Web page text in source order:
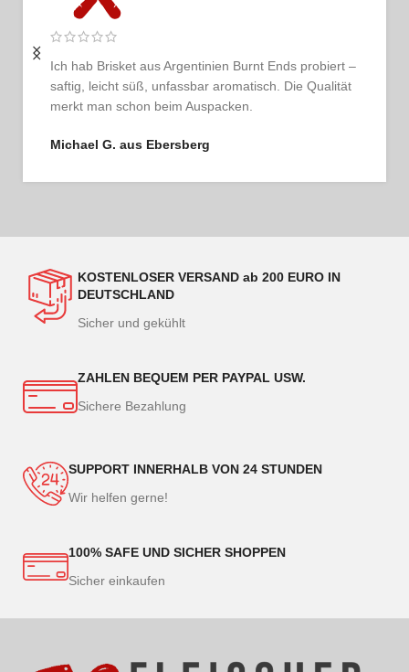
Ich bestelle regelmäßig und bin jedes Mal
Das Fleisch ist tadellos, der Service persönlich und
ehrlich. So schmeckt Vertrauen.
Thomas G. aus Hamburg
KOSTENLOSER VERSAND ab 200 EURO IN
DEUTSCHLAND
Sicher und gekühlt
ZAHLEN BEQUEM PER PAYPAL USW.
Sichere Bezahlung
SUPPORT INNERHALB VON 24 STUNDEN
Wir helfen gerne!
100% SAFE UND SICHER SHOPPEN
Sicher einkaufen